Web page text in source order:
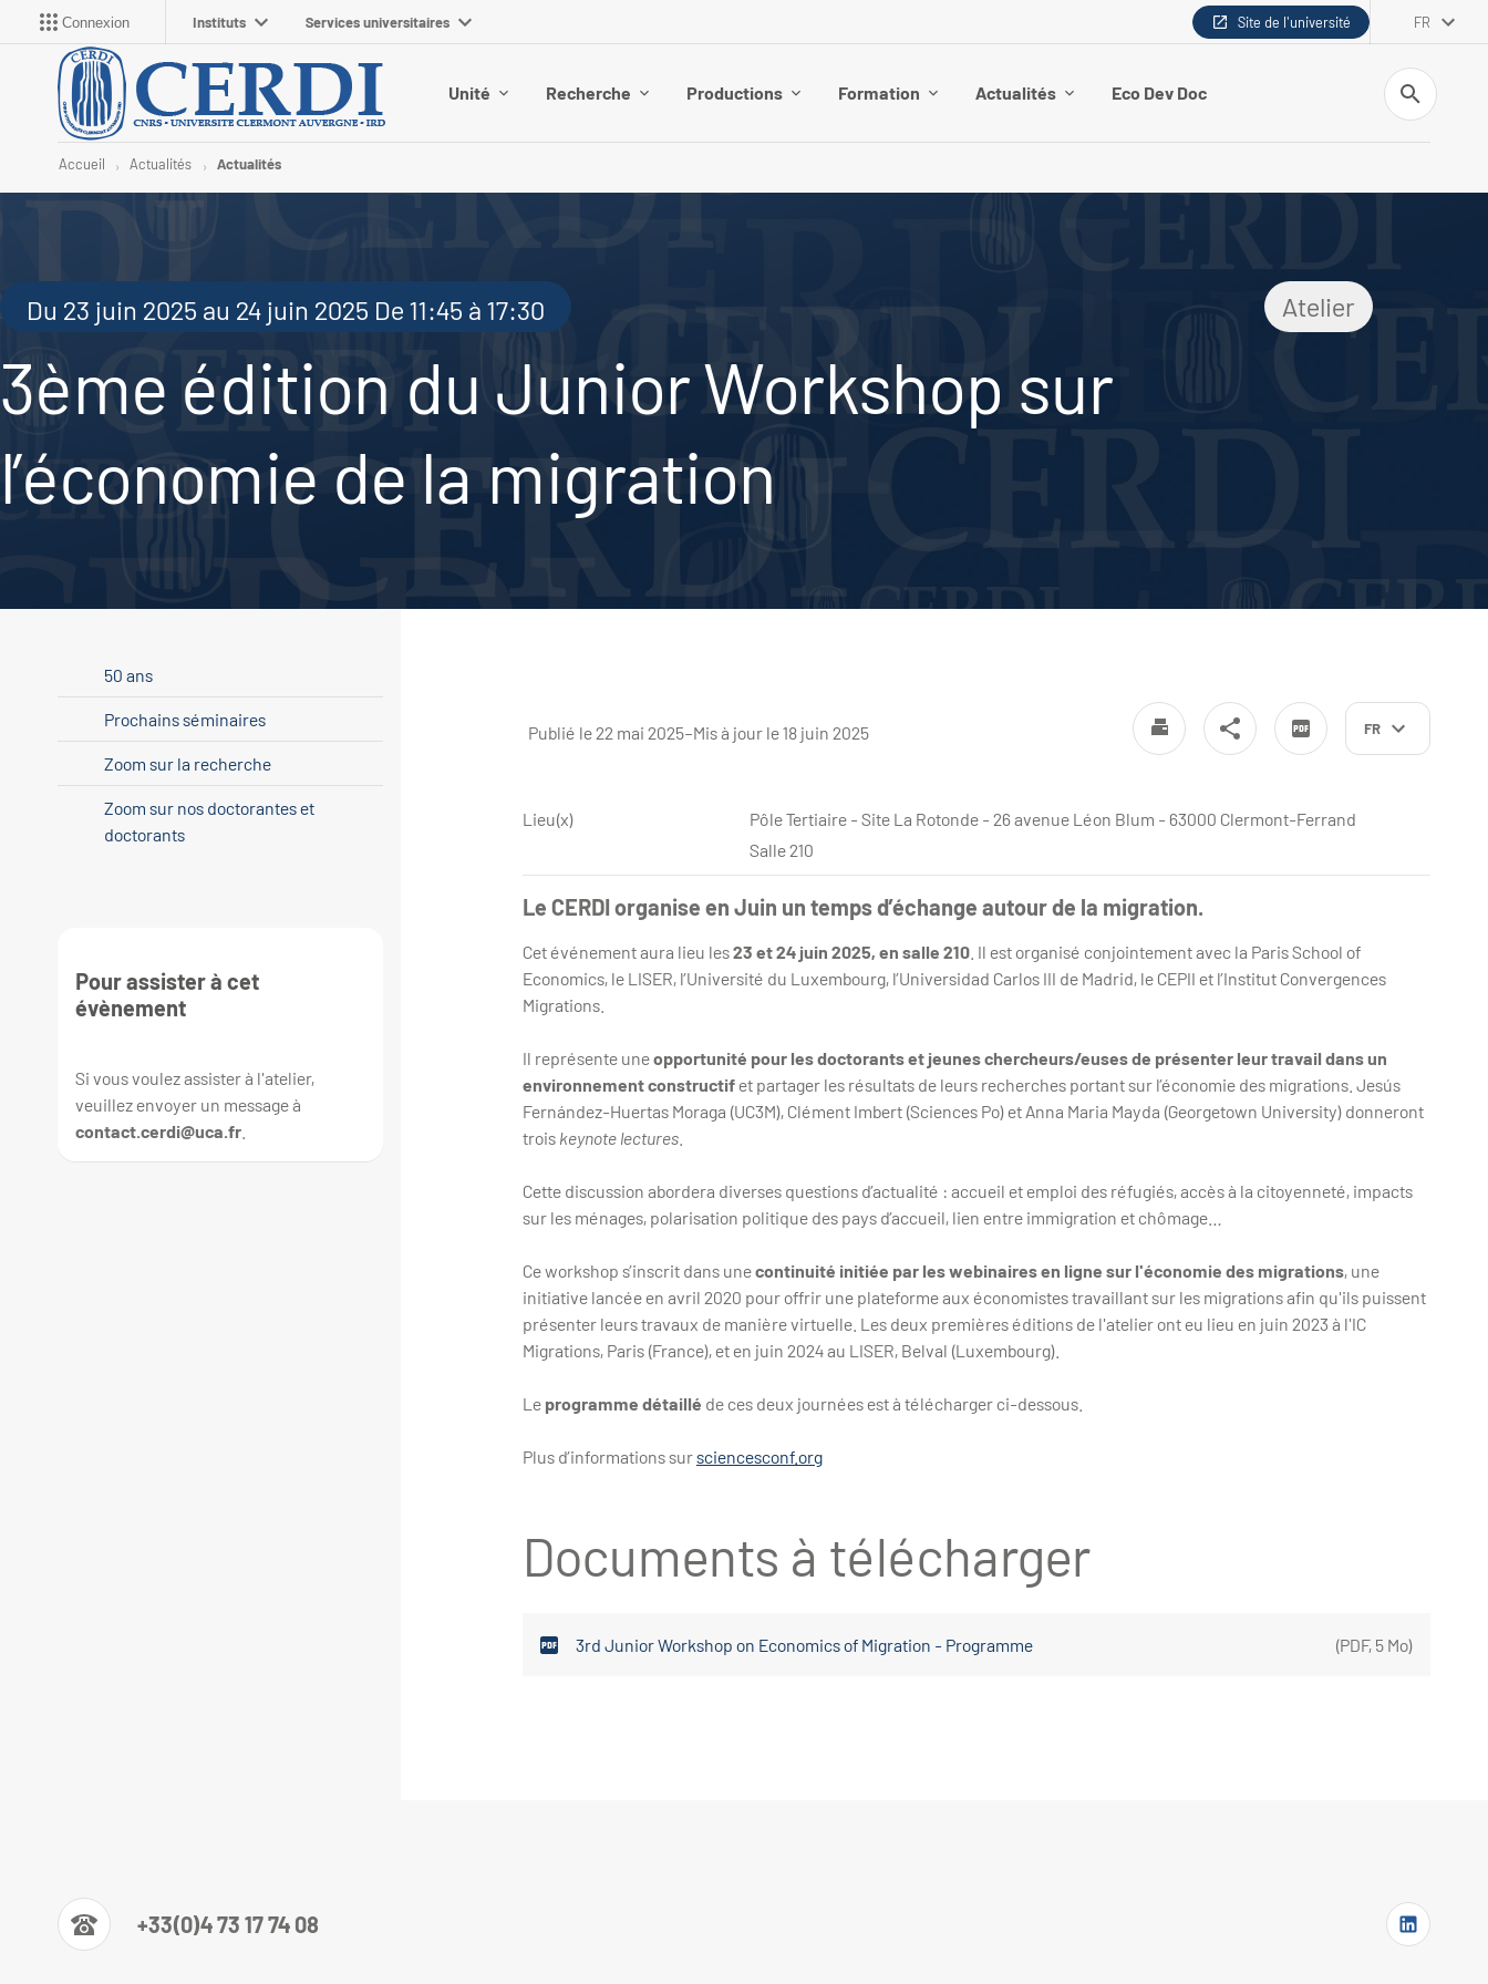
Connexion Instituts Services universitaires Site de l'université FR
Unité Recherche Productions Formation Actualités Eco Dev Doc
Recherche
Accueil Actualités Actualités
Du 23 juin 2025 au 24 juin 2025 De 11:45 à 17:30 Atelier
3ème édition du Junior Workshop sur
l’économie de la migration
FR
Publié le 22 mai 2025–Mis à jour le 18 juin 2025
Lieu(x)
Pôle Tertiaire - Site La Rotonde - 26 avenue Léon Blum - 63000 Clermont-Ferrand
Salle 210
Le CERDI organise en Juin un temps d’échange autour de la migration.
Cet événement aura lieu les23 et 24 juin 2025, en salle 210. Il est organisé conjointement avec la Paris School of
Economics, le LISER, l’Université du Luxembourg, l’Universidad Carlos III de Madrid, le CEPII et l’Institut Convergences
Migrations.
Il représente uneopportunité pour les doctorants et jeunes chercheurs/euses de présenter leur travail dans un
environnement constructifet partager les résultats de leurs recherches portant sur l’économie des migrations. Jesús
Fernández-Huertas Moraga (UC3M), Clément Imbert (Sciences Po) et Anna Maria Mayda (Georgetown University) donneront
trois keynote lectures.
Cette discussion abordera diverses questions d’actualité : accueil et emploi des réfugiés, accès à la citoyenneté, impacts
sur les ménages, polarisation politique des pays d’accueil, lien entre immigration et chômage…
Ce workshop s’inscrit dans unecontinuité initiée par les webinaires en ligne sur l'économie des migrations, une
initiative lancée en avril 2020 pour offrir une plateforme aux économistes travaillant sur les migrations afin qu'ils puissent
présenter leurs travaux de manière virtuelle. Les deux premières éditions de l'atelier ont eu lieu en juin 2023 à l'IC
Migrations, Paris (France), et en juin 2024 au LISER, Belval (Luxembourg).
Le programme détaillé de ces deux journées est à télécharger ci-dessous.
Plus d’informations sursciencesconf.org
Documents à télécharger
3rd Junior Workshop on Economics of Migration - Programme (PDF, 5 Mo)
50 ans
Prochains séminaires
Zoom sur la recherche
Zoom sur nos doctorantes et
doctorants
Pour assister à cet
évènement
Si vous voulez assister à l'atelier,
veuillez envoyer un message à
contact.cerdi@uca.fr
+33(0)4 73 17 74 08